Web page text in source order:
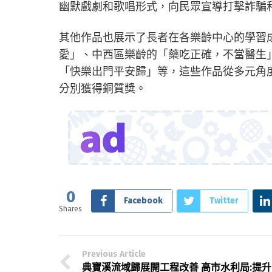
幽默戲劇和歌唱形式，向民眾宣導打擊詐
其他作品也展示了長者在各樂齡中心的學
愛」、中西區樂齡的「藥吃正確，不當醫
「快樂出門平安歸」等，這些作品從多元
分別獲得銅質獎。
0
Shares
Facebook Twitter
Previous Article
典寶溪流域歸展開工程改善 高市水利局:提升